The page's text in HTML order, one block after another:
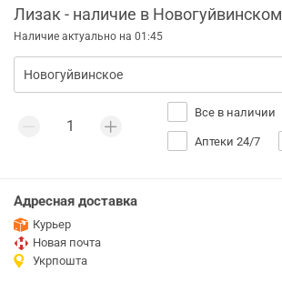
Лизак - наличие в Новогуйвинском
Наличие актуально на 01:45
Все в наличии
Аптеки 24/7
Адресная доставка
Курьер
Новая почта
Укрпошта